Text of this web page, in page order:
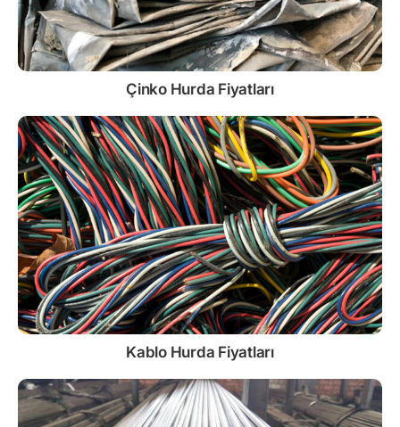
Çinko Hurda Fiyatları
Kablo Hurda Fiyatları